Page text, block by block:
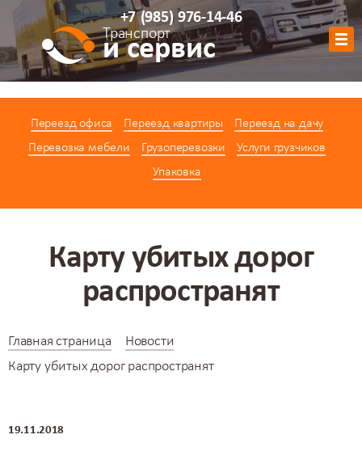
+7(985) 976-14-46
Транспорт
и сервис
Обратный звонок
АКЦИИ
КОНТАКТЫ
КАЛЬКУЛЯТОР
Переезд офиса Переезд квартиры
Переезд на дачу
Перевозка мебели
Грузоперевозки
Услуги грузчиков
Упаковка
Карту убитых дорог
распространят
Главная страница
Новости
Карту убитых дорог распространят
19.11.2018